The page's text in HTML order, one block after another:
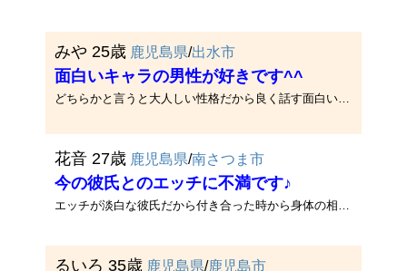
みや 25歳 鹿児島県/出水市
面白いキャラの男性が好きです^^
どちらかと言うと大人しい性格だから良く話す面白いキャラの人と知り合いたいです^^
花音 27歳 鹿児島県/南さつま市
今の彼氏とのエッチに不満です♪
エッチが淡白な彼氏だから付き合った時から身体の相性が悪くってずっと悩んでます♪
るいろ 35歳 鹿児島県/鹿児島市